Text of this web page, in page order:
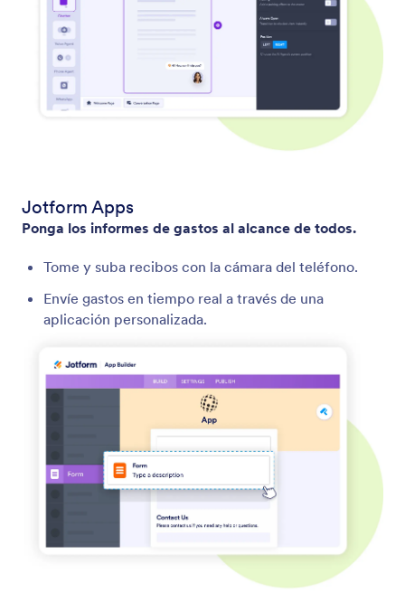
Jotform Apps
Ponga los informes de gastos al alcance de todos.
Tome y suba recibos con la cámara del teléfono.
Envíe gastos en tiempo real a través de una
aplicación personalizada.